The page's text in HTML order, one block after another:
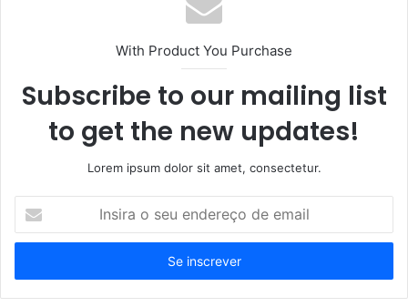
With Product You Purchase
Subscribe to our mailing list
to get the new updates!
Lorem ipsum dolor sit amet, consectetur.
seu
de
email